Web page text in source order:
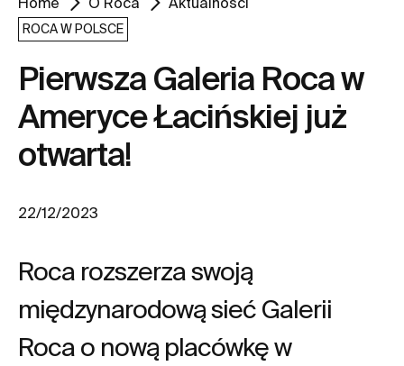
ROCA W POLSCE
Pierwsza Galeria Roca w
Ameryce Łacińskiej już
otwarta!
22/12/2023
Roca rozszerza swoją
międzynarodową sieć Galerii
Roca o nową placówkę w